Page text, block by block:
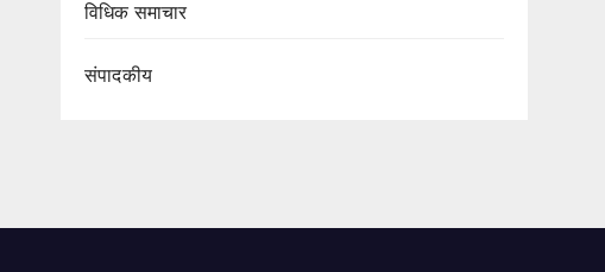
विधिक समाचार
संपादकीय